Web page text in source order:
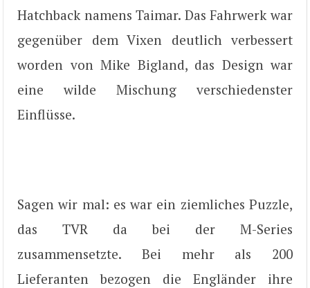
Hatchback namens Taimar. Das Fahrwerk war
gegenüber dem Vixen deutlich verbessert
worden von Mike Bigland, das Design war
eine wilde Mischung verschiedenster
Einflüsse.
Sagen wir mal: es war ein ziemliches Puzzle,
das TVR da bei der M-Series
zusammensetzte. Bei mehr als 200
Lieferanten bezogen die Engländer ihre